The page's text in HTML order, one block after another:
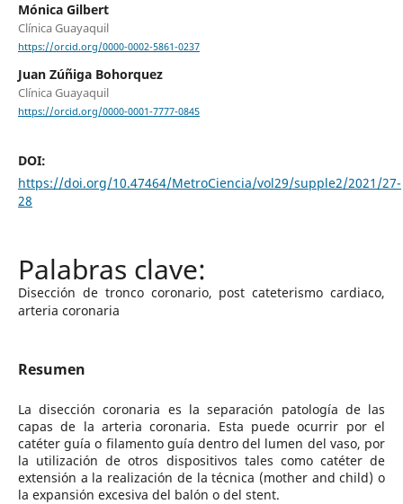
Mónica Gilbert
Clínica Guayaquil
https://orcid.org/0000-0002-5861-0237
Juan Zúñiga Bohorquez
Clínica Guayaquil
https://orcid.org/0000-0001-7777-0845
DOI:
https://doi.org/10.47464/MetroCiencia/vol29/supple2/2021/27-
28
Disección de tronco coronario, post cateterismo cardiaco,
arteria coronaria
Resumen
La disección coronaria es la separación patología de las
capas de la arteria coronaria. Esta puede ocurrir por el
catéter guía o filamento guía dentro del lumen del vaso, por
la utilización de otros dispositivos tales como catéter de
extensión a la realización de la técnica (mother and child) o
la expansión excesiva del balón o del stent.